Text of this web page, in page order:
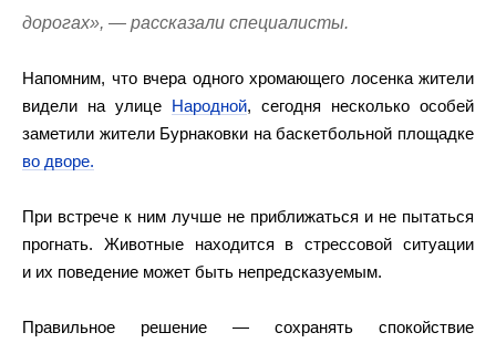
дорогах», — рассказали специалисты.
Напомним, что вчера одного хромающего лосенка жители
видели на улице Народной, сегодня несколько особей
заметили жители Бурнаковки на баскетбольной площадке
во дворе.
При встрече к ним лучше не приближаться и не пытаться
прогнать. Животные находится в стрессовой ситуации
и их поведение может быть непредсказуемым.
Правильное решение — сохранять спокойствие